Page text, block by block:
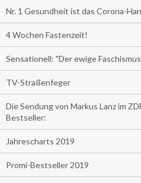
Nr. 1 Gesundheit ist das Corona-
4 Wochen Fastenzeit!
Sensationell: "Der ewige
TV-Straßenfeger
Die Sendung von Markus Lanz im
Bestseller:
Jahrescharts 2019
Promi-Bestseller 2019